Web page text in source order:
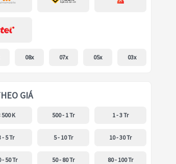
08x 07x 05x 03x
GIÁ
500 K 500 - 1 Tr 1 - 3 Tr
- 5 Tr 5 - 10 Tr 10 - 30 Tr
- 50 Tr 50 - 80 Tr 80 - 100 Tr